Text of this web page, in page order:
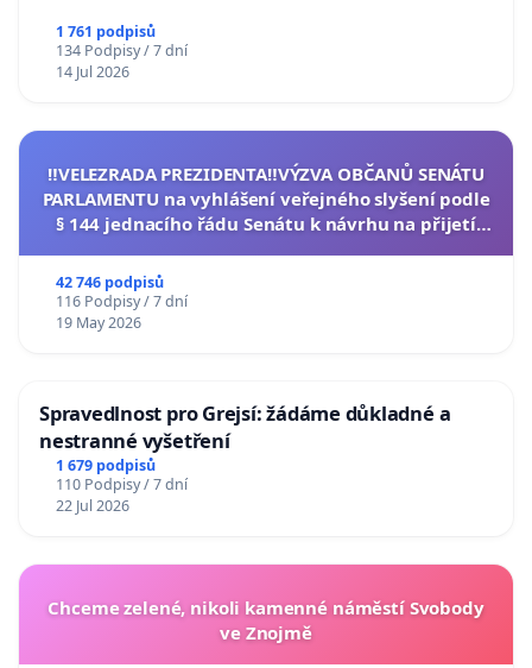
1 761 podpisů
134 Podpisy / 7 dní
14 Jul 2026
‼️VELEZRADA PREZIDENTA‼️VÝZVA OBČANŮ SENÁTU
PARLAMENTU na vyhlášení veřejného slyšení podle
§ 144 jednacího řádu Senátu k návrhu na přijetí
42 746 podpisů
116 Podpisy / 7 dní
19 May 2026
Spravedlnost pro Grejsí: žádáme důkladné a
nestranné vyšetření
1 679 podpisů
110 Podpisy / 7 dní
22 Jul 2026
Chceme zelené, nikoli kamenné náměstí Svobody
ve Znojmě